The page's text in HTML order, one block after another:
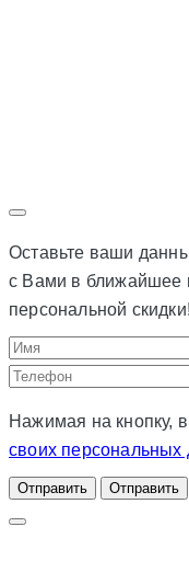
Оставьте ваши
с Вами в ближайшее
персональной скидки!
Нажимая на кнопку,
своих персональных
Отправить Отправить